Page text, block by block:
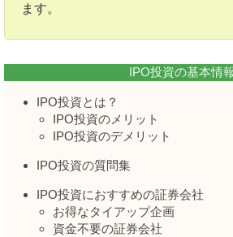
ます。
IPO投資の基本情
IPO投資とは？
IPO投資のメリット
IPO投資のデメリット
IPO投資の質問集
IPO投資におすすめの証券会社
お得なタイアップ企画
資金不要の証券会社